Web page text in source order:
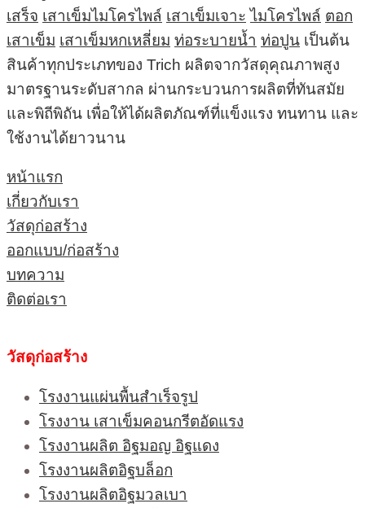
เสร็จ เสาเข็มไมโครไพล์ เสาเข็มเจาะ ไมโครไพล์ ตอก
เสาเข็ม เสาเข็มหกเหลี่ยม ท่อระบายน้ำ ท่อปูน เป็นต้น
สินค้าทุกประเภทของ Trich ผลิตจากวัสดุคุณภาพสูง
มาตรฐานระดับสากล ผ่านกระบวนการผลิตที่ทันสมัย
และพิถีพิถัน เพื่อให้ได้ผลิตภัณฑ์ที่แข็งแรง ทนทาน และ
ใช้งานได้ยาวนาน
หน้าแรก
เกี่ยวกับเรา
วัสดุก่อสร้าง
ออกแบบ/ก่อสร้าง
บทความ
ติดต่อเรา
วัสดุก่อสร้าง
โรงงานแผ่นพื้นสำเร็จรูป
โรงงาน เสาเข็มคอนกรีตอัดแรง
โรงงานผลิต อิฐมอญ อิฐแดง
โรงงานผลิตอิฐบล็อก
โรงงานผลิตอิฐมวลเบา